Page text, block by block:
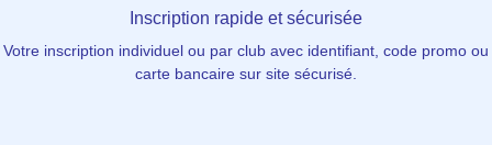
Inscription rapide et sécurisée
Votre inscription individuel ou par club avec identifiant, code promo ou
carte bancaire sur site sécurisé.